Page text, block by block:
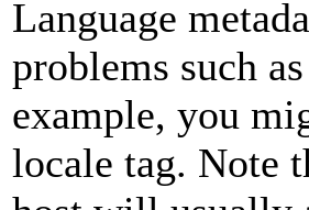
Language
problems such
example, you
locale tag. Note